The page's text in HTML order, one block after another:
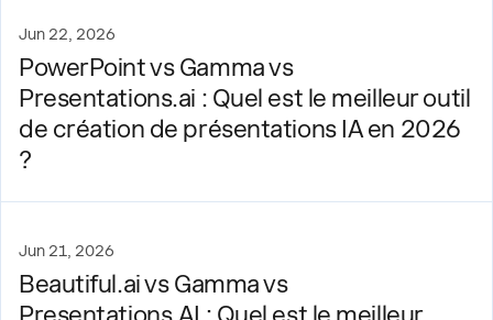
Jun 22, 2026
PowerPoint vs Gamma vs
Presentations.ai : Quel est le meilleur outil
de création de présentations IA en 2026
?
Jun 21, 2026
Beautiful.ai vs Gamma vs